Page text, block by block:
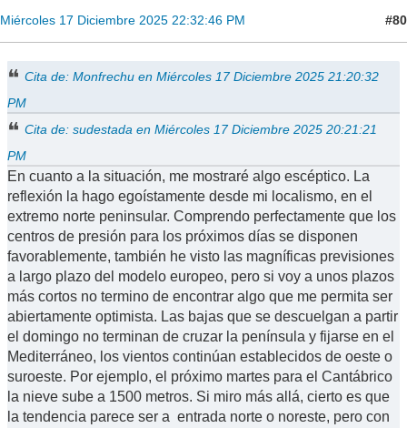
Miércoles 17 Diciembre 2025 22:32:46 PM #80
Cita de: Monfrechu en Miércoles 17 Diciembre 2025 21:20:32
PM
Cita de: sudestada en Miércoles 17 Diciembre 2025 20:21:21
PM
En cuanto a la situación, me mostraré algo escéptico. La
reflexión la hago egoístamente desde mi localismo, en el
extremo norte peninsular. Comprendo perfectamente que los
centros de presión para los próximos días se disponen
favorablemente, también he visto las magníficas previsiones
a largo plazo del modelo europeo, pero si voy a unos plazos
más cortos no termino de encontrar algo que me permita ser
abiertamente optimista. Las bajas que se descuelgan a partir
el domingo no terminan de cruzar la península y fijarse en el
Mediterráneo, los vientos continúan establecidos de oeste o
suroeste. Por ejemplo, el próximo martes para el Cantábrico
la nieve sube a 1500 metros. Si miro más allá, cierto es que
la tendencia parece ser a entrada norte o noreste, pero con